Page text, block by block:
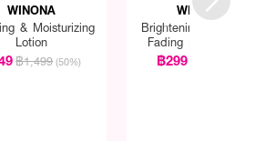
WINONA
& Moisturizing
Lotion
฿1,499 (50%)
WINONA
Brightening And
Fading Essence 1.5
Mlx7 Pcs
฿299